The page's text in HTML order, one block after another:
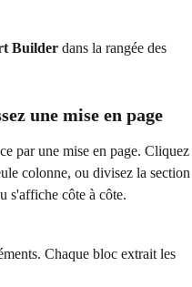
Builder dans la rangée des
une mise en page
par une mise en page. Cliquez
colonne, ou divisez la section
s'affiche côte à côte.
Chaque bloc extrait les